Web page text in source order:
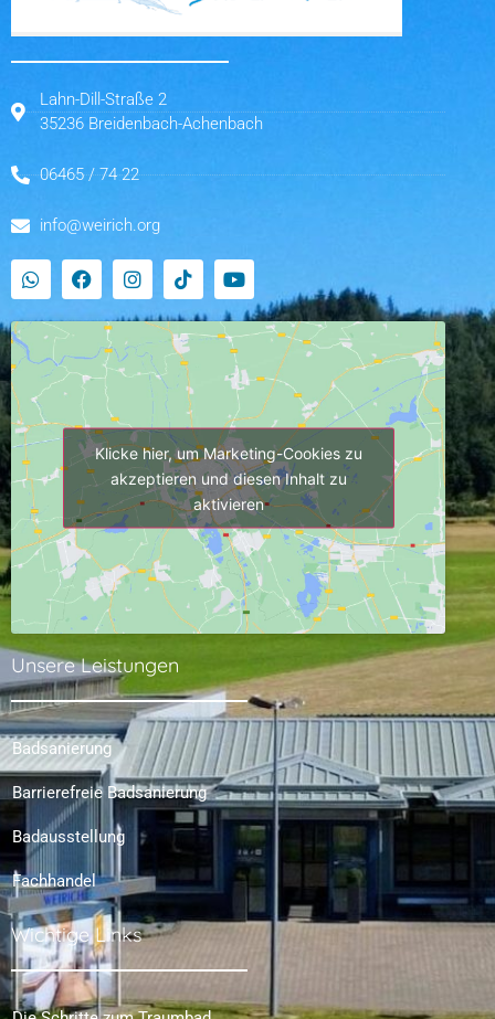
Lahn-Dill-Straße 2
35236 Breidenbach-Achenbach
06465 / 74 22
info@weirich.org
Klicke hier, um Marketing-Cookies zu
akzeptieren und diesen Inhalt zu
aktivieren
Unsere Leistungen
Badsanierung
Barrierefreie Badsanierung
Badausstellung
Fachhandel
Wichtige Links